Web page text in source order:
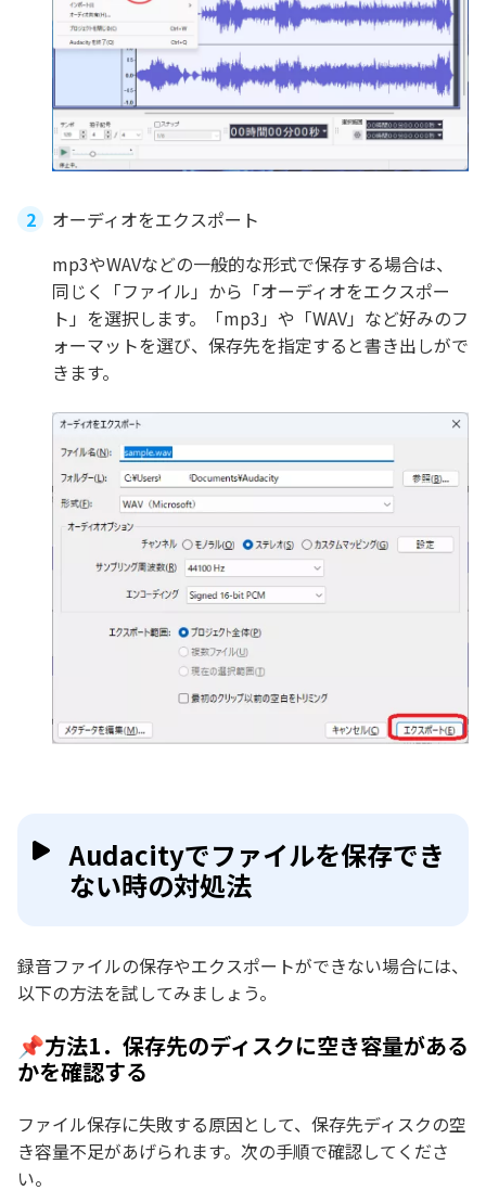
オーディオをエクスポート
mp3やWAVなどの一般的な形式で保存する場合は、
同じく「ファイル」から「オーディオをエクスポー
ト」を選択します。「mp3」や「WAV」など好みのフ
ォーマットを選び、保存先を指定すると書き出しがで
きます。
Audacityでファイルを保存でき
ない時の対処法
録音ファイルの保存やエクスポートができない場合には、
以下の方法を試してみましょう。
📌方法1．保存先のディスクに空き容量がある
かを確認する
ファイル保存に失敗する原因として、保存先ディスクの空
き容量不足があげられます。次の手順で確認してくださ
い。